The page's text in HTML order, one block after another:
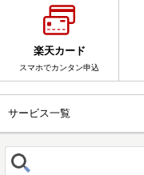
楽天カード
スマホでカンタン申込
サービス一覧